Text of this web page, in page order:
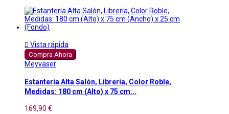
 Vista rápida
Compra Ahora
Meyvaser
Estantería Alta Salón, Librería, Color Roble,
Medidas: 180 cm (Alto) x 75 cm...
169,90 €